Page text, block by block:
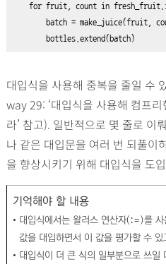
for fruit, count in
        batch
= make_juice(fruit,
bottles.extend(batch)
대입식을 사용해 중복을 줄일 수
way 29: ‘대입식을 사용해 컴프
라’ 참고). 일반적으로 몇 줄로 이
나 같은 대입문을 여러 번 되풀이
을 향상시키기 위해 대입식을 도
기억해야 할 내용
• 대입식에서는 왈러스 연산자(:=)를 사
값을 대입하면서 이 값을 평가할 수
• 대입식이 더 큰 식의 일부분으로 쓰일